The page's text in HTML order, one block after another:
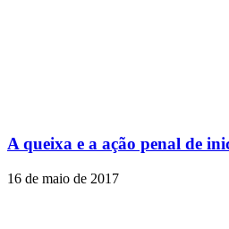
A queixa e a ação penal de
16 de maio de 2017